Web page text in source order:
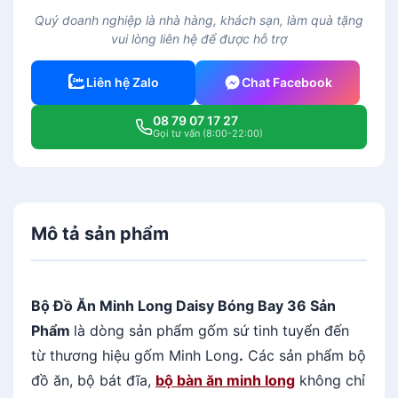
ă
1
n
ư
6
s
n
p
h
m
Quý doanh nghiệp là nhà hàng, khách sạn, làm quà tặng
vui lòng liên hệ để được hỗ trợ
Liên hệ Zalo Chat Facebook
08 79 07 17 27
Gọi tư vấn (8:00-22:00)
Mô tả sản phẩm
Bộ Đồ Ăn Minh Long Daisy Bóng Bay 36 Sản
Phẩm là dòng sản phẩm gốm sứ tinh tuyển đến
từ thương hiệu gốm Minh Long. Các sản phẩm bộ
đồ ăn, bộ bát đĩa, bộ bàn ăn minh long không chỉ